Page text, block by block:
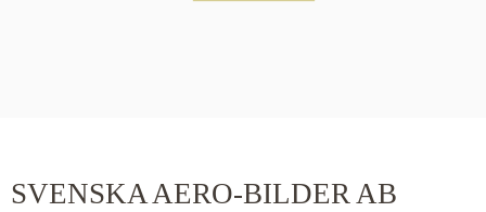
SVENSKA AERO-BILDER AB